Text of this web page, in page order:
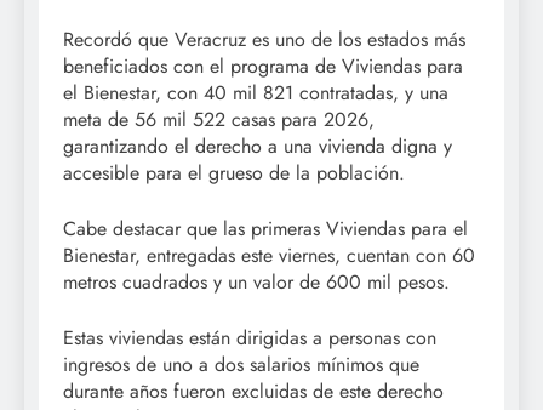
Recordó que Veracruz es uno de los estados más
beneficiados con el programa de Viviendas para
el Bienestar, con 40 mil 821 contratadas, y una
meta de 56 mil 522 casas para 2026,
garantizando el derecho a una vivienda digna y
accesible para el grueso de la población.
Cabe destacar que las primeras Viviendas para el
Bienestar, entregadas este viernes, cuentan con 60
metros cuadrados y un valor de 600 mil pesos.
Estas viviendas están dirigidas a personas con
ingresos de uno a dos salarios mínimos que
durante años fueron excluidas de este derecho